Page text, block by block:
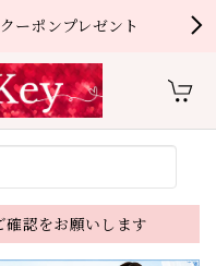
ーポンプレゼント
確認をお願いします